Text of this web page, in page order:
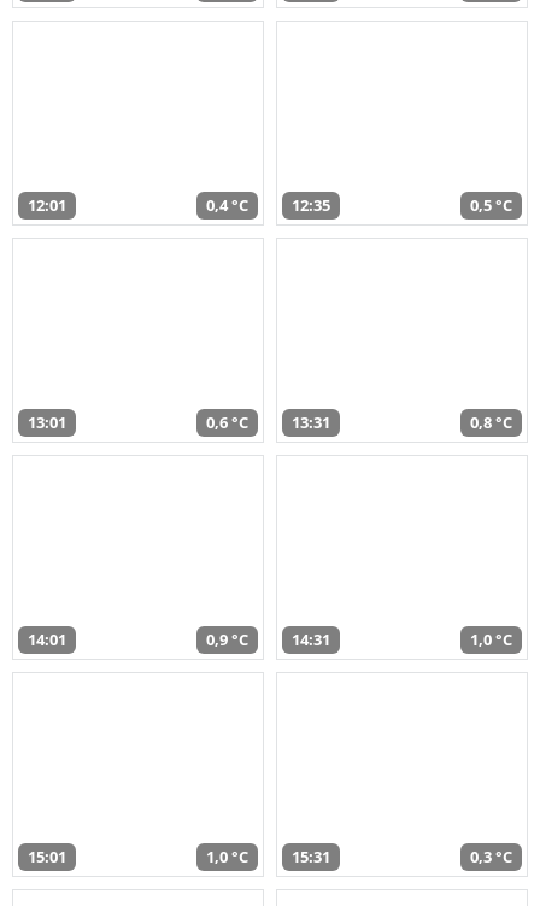
12:01 0,4 °C 12:35 0,5 °C
13:01 0,6 °C 13:31 0,8 °C
14:01 0,9 °C 14:31 1,0 °C
15:01 1,0 °C 15:31 0,3 °C